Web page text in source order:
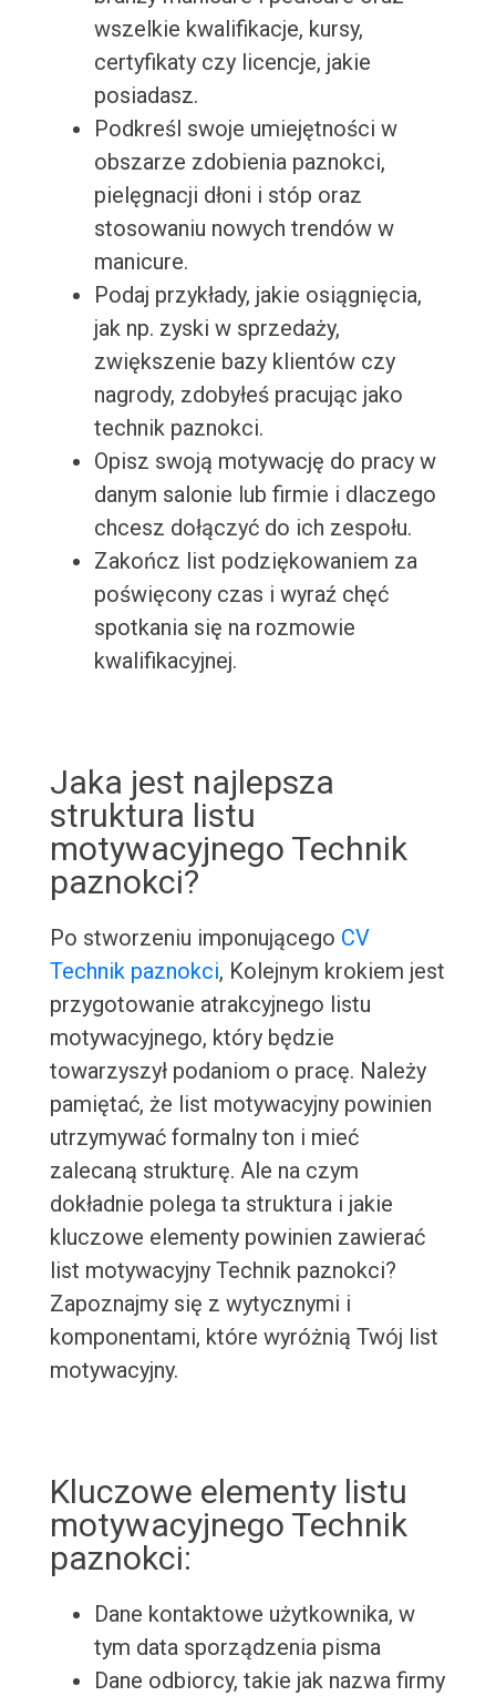
wszelkie kwalifikacje, kursy,
certyfikaty czy licencje, jakie
posiadasz.
Podkreśl swoje umiejętności w
obszarze zdobienia paznokci,
pielęgnacji dłoni i stóp oraz
stosowaniu nowych trendów w
manicure.
Podaj przykłady, jakie osiągnięcia,
jak np. zyski w sprzedaży,
zwiększenie bazy klientów czy
nagrody, zdobyłeś pracując jako
technik paznokci.
Opisz swoją motywację do pracy w
danym salonie lub firmie i dlaczego
chcesz dołączyć do ich zespołu.
Zakończ list podziękowaniem za
poświęcony czas i wyraź chęć
spotkania się na rozmowie
kwalifikacyjnej.
Jaka jest najlepsza
struktura listu
motywacyjnego Technik
paznokci?
Po stworzeniu imponującego CV
Technik paznokci, Kolejnym krokiem jest
przygotowanie atrakcyjnego listu
motywacyjnego, który będzie
towarzyszył podaniom o pracę. Należy
pamiętać, że list motywacyjny powinien
utrzymywać formalny ton i mieć
zalecaną strukturę. Ale na czym
dokładnie polega ta struktura i jakie
kluczowe elementy powinien zawierać
list motywacyjny Technik paznokci?
Zapoznajmy się z wytycznymi i
komponentami, które wyróżnią Twój list
motywacyjny.
Kluczowe elementy listu
motywacyjnego Technik
paznokci:
Dane kontaktowe użytkownika, w
tym data sporządzenia pisma
Dane odbiorcy, takie jak nazwa firmy